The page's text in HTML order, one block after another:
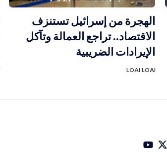
الهجرة من إسرائيل تستنزف
الاقتصاد.. تراجع العمالة وتآكل
الإيرادات الضريبية
LOAI LOAI